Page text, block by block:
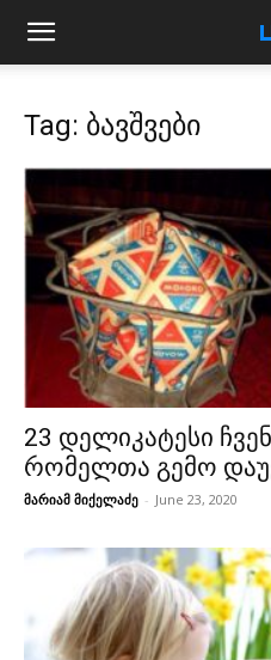
Tag: ბავშვები
23 დელიკატესი
რომელთა გემო
მარიამ მიქელაძე - June 23, 2020